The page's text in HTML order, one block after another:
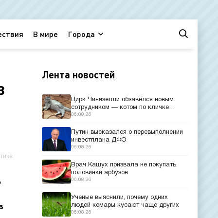
В мире Города
Лента новостей
Цирк Чинизелли обзавёлся новым
сотрудником — котом по кличке
Манеж из Эрмитажа
06.08.26
Путин высказался о перевыполнении
инвестплана ДФО
06.08.26
Врач Кашух призвала не покупать
половинки арбузов
06.08.26
Ученые выяснили, почему одних
людей комары кусают чаще других
06.08.26